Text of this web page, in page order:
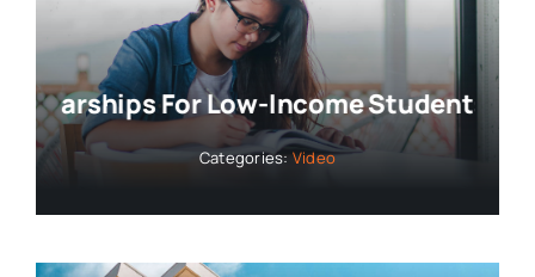
For Low-Income Students
Categories: Video